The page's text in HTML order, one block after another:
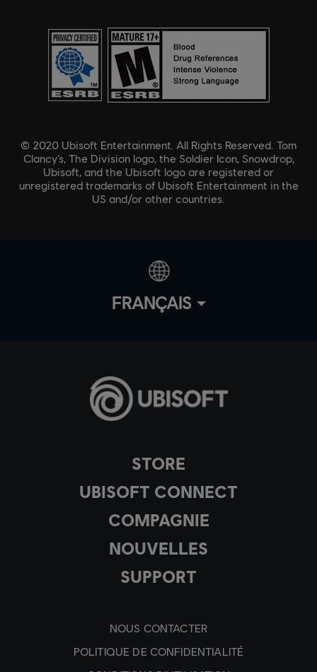
STORE
UBISOFT CONNECT
COMPAGNIE
NOUVELLES
SUPPORT
NOUS CONTACTER
POLITIQUE DE CONFIDENTIALITÉ
© 2020 Ubisoft Entertainment. All Rights Reserved. Tom
Clancy’s, The Division logo, the Soldier Icon, Snowdrop,
Ubisoft, and the Ubisoft logo are registered or
unregistered trademarks of Ubisoft Entertainment in the
US and/or other countries.
FRANÇAIS